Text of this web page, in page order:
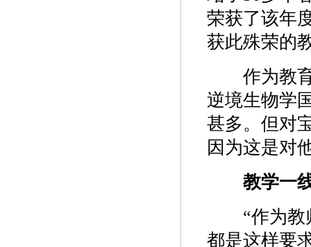
荣获了该年
获此殊荣的
作为教育
逆境生物学
甚多。但对
因为这是对
教学一
“作为教师
都是这样要